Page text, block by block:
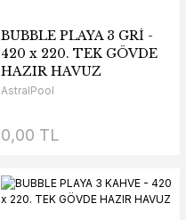
BUBBLE PLAYA 3 GRİ -
420 x 220. TEK GÖVDE
HAZIR HAVUZ
AstralPool
0,00 TL